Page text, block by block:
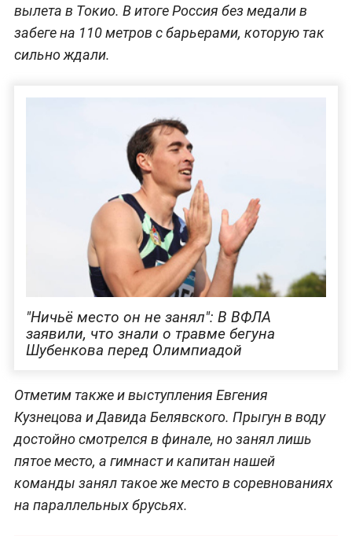
вылета в Токио. В итоге Россия без медали в
забеге на 110 метров с барьерами, которую так
сильно ждали.
"Ничьё место он не занял": В ВФЛА
заявили, что знали о травме бегуна
Шубенкова перед Олимпиадой
Отметим также и выступления Евгения
Кузнецова и Давида Белявского. Прыгун в воду
достойно смотрелся в финале, но занял лишь
пятое место, а гимнаст и капитан нашей
команды занял такое же место в соревнованиях
на параллельных брусьях.